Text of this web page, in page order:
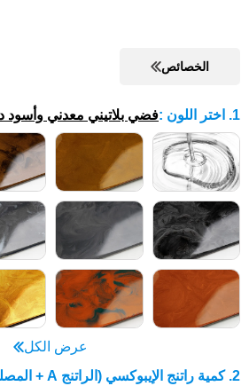
الخصائص
1. اختر اللون :فضي بلاتيني معدني وأسود
عرض الكل
2. كمية راتنج الإيبوكسي (الراتنج A + المصلب B)